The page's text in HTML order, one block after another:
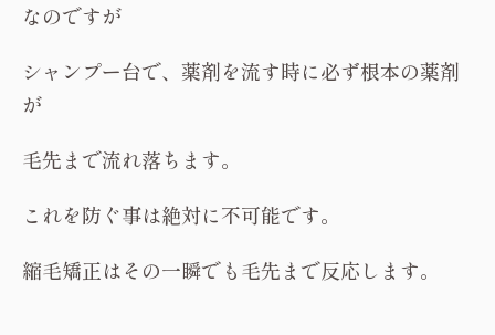
なのですが
シャンプー台で、薬剤を流す時に必ず根本の薬剤
が
毛先まで流れ落ちます。
これを防ぐ事は絶対に不可能です。
縮毛矯正はその一瞬でも毛先まで反応します。